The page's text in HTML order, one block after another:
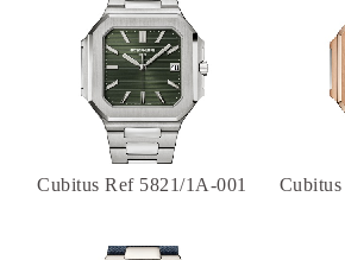
Cubitus Ref 5821/1A-001